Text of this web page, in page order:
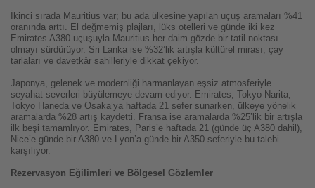
İkinci sırada Mauritius var; bu ada ülkesine yapılan uçuş aramaları %41
oranında arttı. El değmemiş plajları, lüks otelleri ve günde iki kez
Emirates A380 uçuşuyla Mauritius her daim gözde bir tatil noktası
olmayı sürdürüyor. Sri Lanka ise %32’lik artışla kültürel mirası, çay
tarlaları ve davetkâr sahilleriyle dikkat çekiyor.
Japonya, gelenek ve modernliği harmanlayan eşsiz atmosferiyle
seyahat severleri büyülemeye devam ediyor. Emirates, Tokyo Narita,
Tokyo Haneda ve Osaka’ya haftada 21 sefer sunarken, ülkeye yönelik
aramalarda %28 artış kaydetti. Fransa ise aramalarda %25’lik bir artışla
ilk beşi tamamlıyor. Emirates, Paris’e haftada 21 (günde üç A380 dahil),
Nice’e günde bir A380 ve Lyon’a günde bir A350 seferiyle bu talebi
karşılıyor.
Rezervasyon Eğilimleri ve Bölgesel Gözlemler